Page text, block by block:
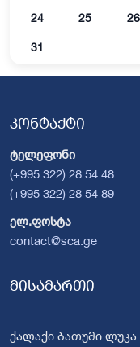
24 25 26
31
კონტაქტი
ტელეფონი
(+995 322) 28 54 48
(+995 322) 28 54 89
ელ.ფოსტა
contact@sca.ge
მისამართი
ქალაქი ბათუმი ლუკა